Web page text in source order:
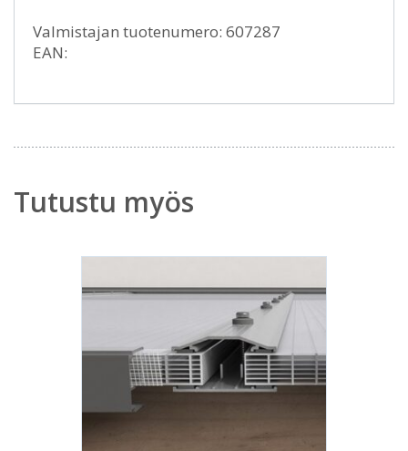
Valmistajan tuotenumero: 607287
EAN:
Tutustu myös